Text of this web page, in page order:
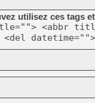
utilisez ces tags
<abbr
<del